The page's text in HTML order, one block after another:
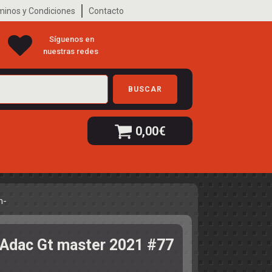
y Condiciones Contacto
Síguenos en
nuestras redes
BUSCAR
0,00€
Gt master 2021 #77